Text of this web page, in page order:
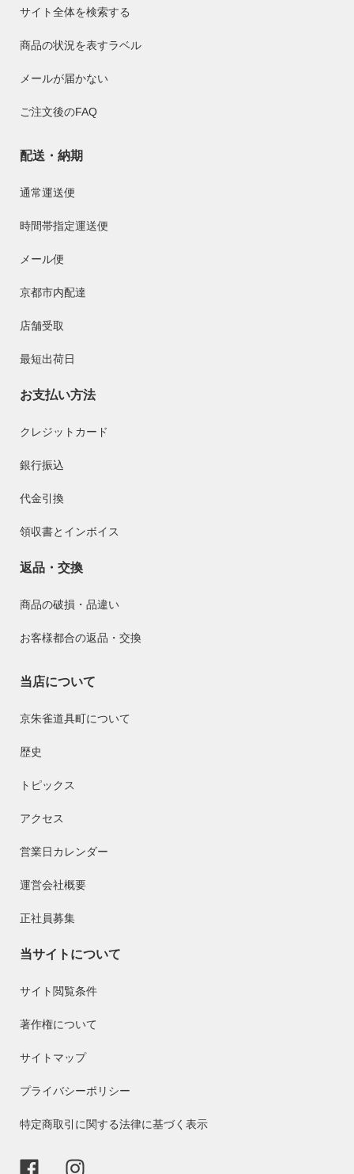
サイト全体を検索する
商品の状況を表すラベル
メールが届かない
ご注文後のFAQ
配送・納期
通常運送便
時間帯指定運送便
メール便
京都市内配達
店舗受取
最短出荷日
お支払い方法
クレジットカード
銀行振込
代金引換
領収書とインボイス
返品・交換
商品の破損・品違い
お客様都合の返品・交換
当店について
京朱雀道具町について
歴史
トピックス
アクセス
営業日カレンダー
運営会社概要
正社員募集
当サイトについて
サイト閲覧条件
著作権について
サイトマップ
プライバシーポリシー
特定商取引に関する法律に基づく表示